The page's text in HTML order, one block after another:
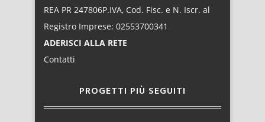
REA PR 247806P.IVA, Cod. Fisc. e N. Iscr. al
Registro Imprese: 02553700341
ADERISCI ALLA RETE
Contatti
PROGETTI PIÙ SEGUITI